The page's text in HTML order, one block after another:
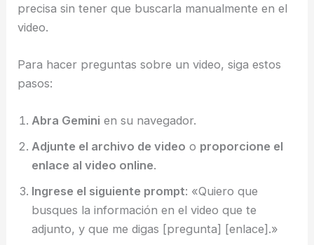
precisa sin tener que buscarla manualmente en el
video.
Para hacer preguntas sobre un video, siga estos
pasos:
Abra Gemini en su navegador.
Adjunte el archivo de video o proporcione el
enlace al video online.
Ingrese el siguiente prompt: «Quiero que
busques la información en el video que te
adjunto, y que me digas [pregunta] [enlace].»